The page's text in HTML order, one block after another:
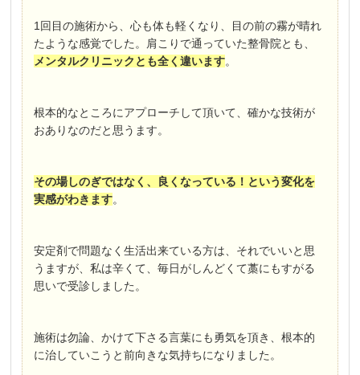
1回目の施術から、心も体も軽くなり、目の前の霧が晴れ
たような感覚でした。肩こりで通っていた整骨院とも、
メンタルクリニックとも全く違います。
根本的なところにアプローチして頂いて、確かな技術が
おありなのだと思うます。
その場しのぎではなく、良くなっている！という変化を
実感がわきます。
安定剤で問題なく生活出来ている方は、それでいいと思
うますが、私は辛くて、毎日がしんどくて藁にもすがる
思いで受診しました。
施術は勿論、かけて下さる言葉にも勇気を頂き、根本的
に治していこうと前向きな気持ちになりました。